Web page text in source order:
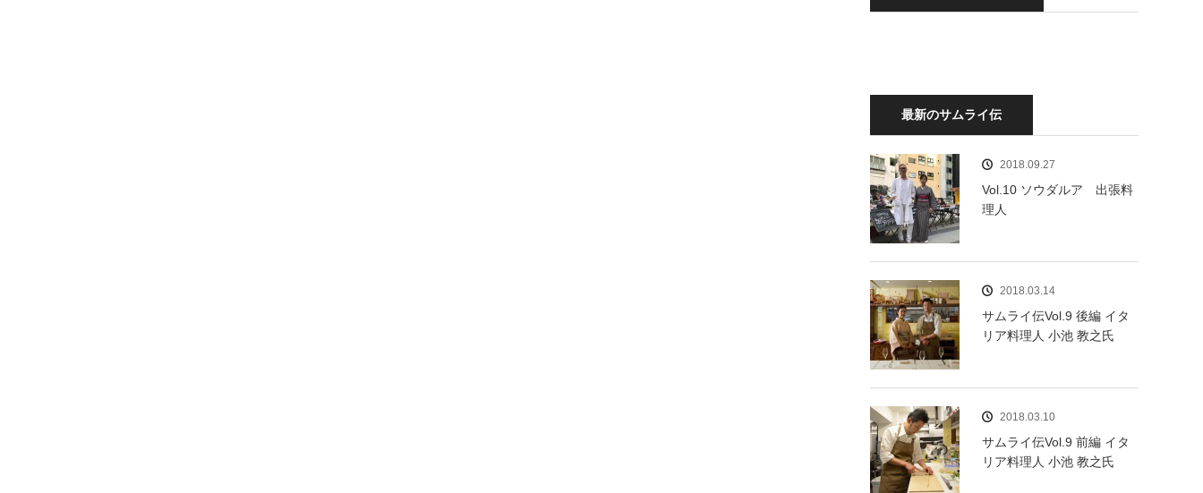
最新のサムライ伝
2018.09.27
Vol.10 ソウダルア 出張料
理人
2018.03.14
サムライ伝Vol.9 後編 イタ
リア料理人 小池 教之氏
2018.03.10
サムライ伝Vol.9 前編 イタ
リア料理人 小池 教之氏